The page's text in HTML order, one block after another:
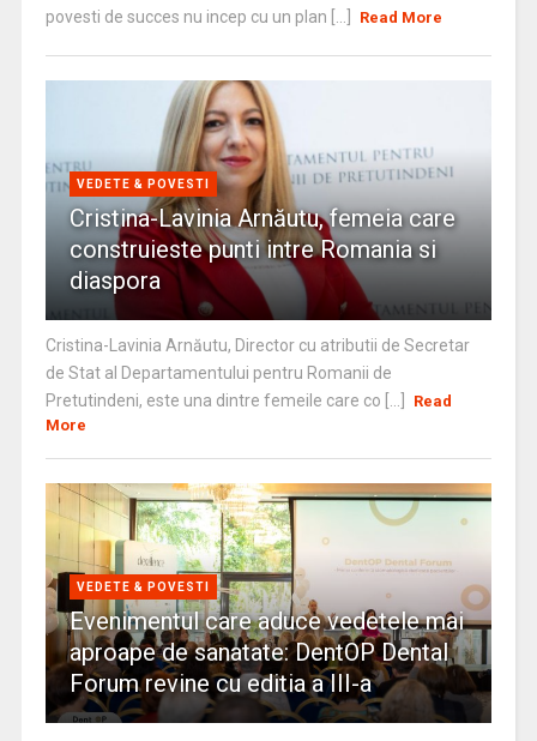
povesti de succes nu incep cu un plan [...]
Read More
VEDETE & POVESTI
Cristina-Lavinia Arnăutu, femeia care
construieste punti intre Romania si
diaspora
Cristina-Lavinia Arnăutu, Director cu atributii de Secretar
de Stat al Departamentului pentru Romanii de
Pretutindeni, este una dintre femeile care co [...]
Read
More
VEDETE & POVESTI
Evenimentul care aduce vedetele mai
aproape de sanatate: DentOP Dental
Forum revine cu editia a III-a